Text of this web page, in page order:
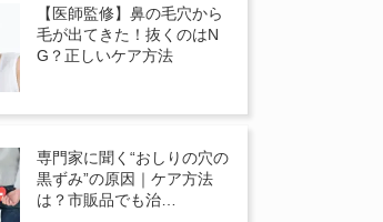
【医師監修】鼻の毛穴から
毛が出てきた！抜くのはN
G？正しいケア方法
専門家に聞く“おしりの穴の
黒ずみ”の原因｜ケア方法
は？市販品でも治…